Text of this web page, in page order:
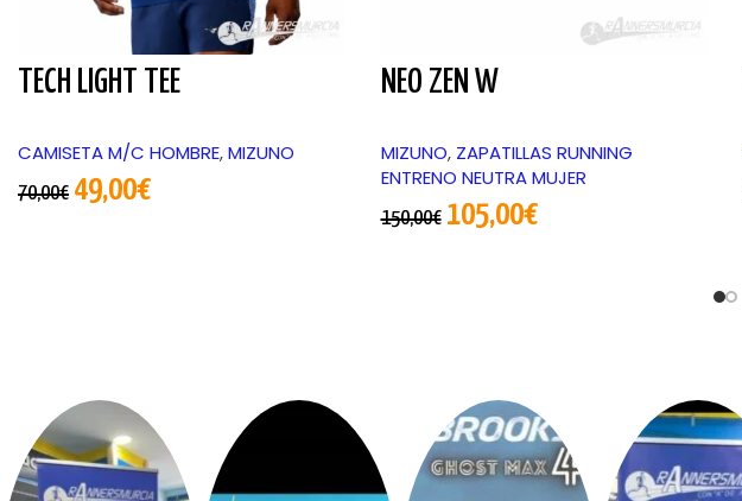
TECH LIGHT TEE
CAMISETA M/C HOMBRE,MIZUNO
70,00€ 49,00€
NEO ZEN W
MIZUNO, ZAPATILLAS RUNNING
ENTRENO NEUTRA MUJER
150,00€ 105,00€